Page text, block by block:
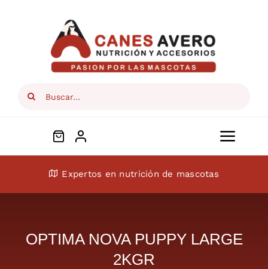
Search
ConócenosExpertos en nutrición de mascotas
OPTIMA NOVA PUPPY LARGE
2KGR